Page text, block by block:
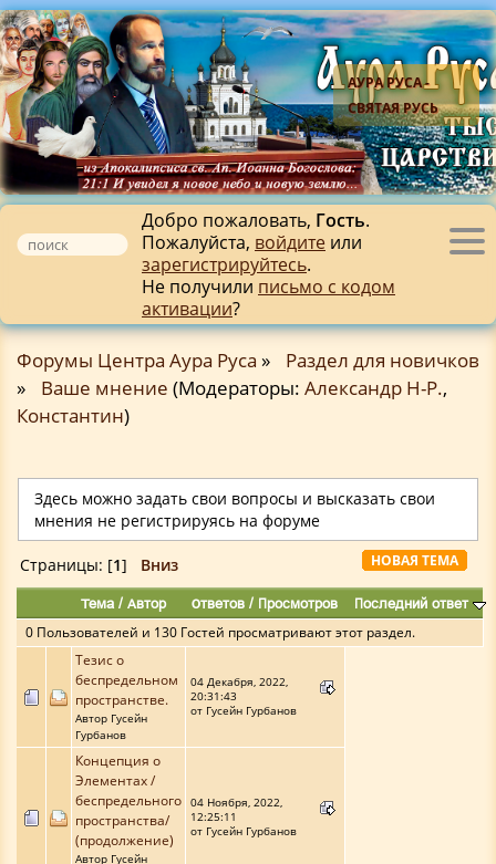
АУРА РУСА -
СВЯТАЯ РУСЬ
Добро пожаловать, Гость.
Пожалуйста, войдите или
зарегистрируйтесь.
Не получили письмо с кодом
активации?
Форумы Центра Аура Руса »
Раздел для новичков
»
Ваше мнение (Модераторы: Александр Н-Р.,
Константин)
Здесь можно задать свои вопросы и высказать свои
мнения не регистрируясь на форуме
Страницы: [1] Вниз НОВАЯ ТЕМА
Тема/ Автор Ответов / Просмотров Последний ответ
0 Пользователей и 130 Гостей просматривают этот раздел.
Тезис о
беспредельном
пространстве.
Автор Гусейн
Гурбанов
04 Декабря, 2022,
20:31:43
от Гусейн Гурбанов
Концепция о
Элементах /
беспредельного
пространства/
(продолжение)
Автор Гусейн
04 Ноября, 2022,
12:25:11
от Гусейн Гурбанов